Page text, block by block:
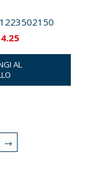
Il
prezzo
attuale
è:
AL
→